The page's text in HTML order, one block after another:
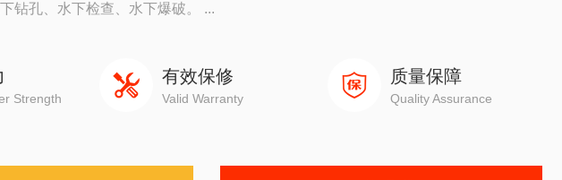
钻孔、水下检查、水下爆破。 ...
Strength
有效保修
Valid Warranty
质量保障
Quality Assurance